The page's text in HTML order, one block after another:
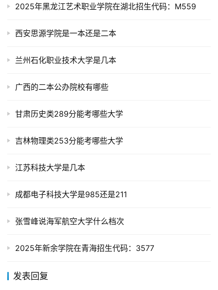
2025年黑龙江艺术职业学院在湖北招生代码：M559
西安思源学院是一本还是二本
兰州石化职业技术大学是几本
广西的二本公办院校有哪些
甘肃历史类289分能考哪些大学
吉林物理类253分能考哪些大学
江苏科技大学是几本
成都电子科技大学是985还是211
张雪峰说海军航空大学什么档次
2025年新余学院在青海招生代码：3577
发表回复